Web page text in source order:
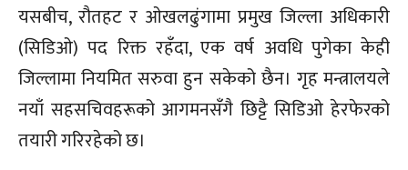
यसबीच, रौतहट र ओखलढुंगामा प्रमुख जिल्ला अधिकारी
(सिडिओ) पद रिक्त रहँदा, एक वर्ष अवधि पुगेका केही
जिल्लामा नियमित सरुवा हुन सकेको छैन। गृह मन्त्रालयले
नयाँ सहसचिवहरूको आगमनसँगै छिट्टै सिडिओ हेरफेरको
तयारी गरिरहेको छ।